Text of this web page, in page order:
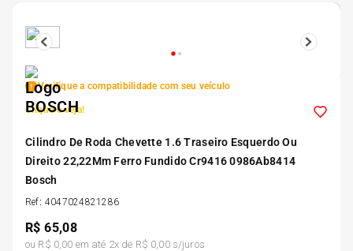
Verifique a compatibilidade com seu veículo
Clique e veja!
Cilindro De Roda Chevette 1.6 Traseiro Esquerdo Ou
Direito 22,22Mm Ferro Fundido Cr9416 0986Ab8414
Bosch
Ref: 4047024821286
R$65,08
ou R$ 0,00 em até 2x de R$ 0,00s/juros
5º
7
8º 185 60r15